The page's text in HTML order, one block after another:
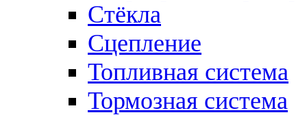
Стёкла
Сцепление
Топливная система
Тормозная система